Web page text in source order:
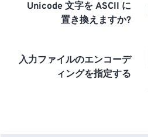
Unicode 文字を ASCII に
置き換えますか?
入力ファイルのエンコーデ
ィングを指定する